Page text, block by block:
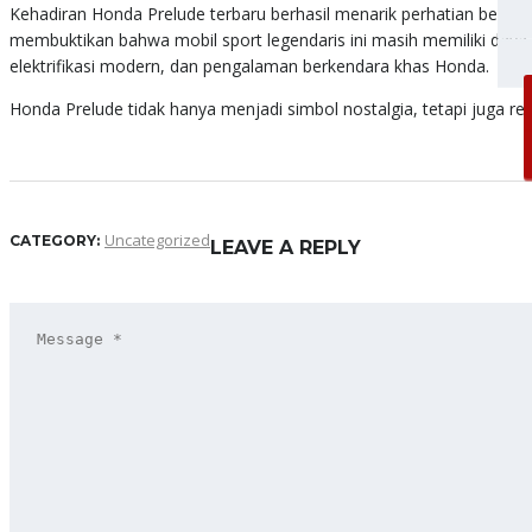
Kehadiran Honda Prelude terbaru berhasil menarik perhatian
membuktikan bahwa mobil sport legendaris ini masih memiliki
elektrifikasi modern, dan pengalaman berkendara khas Honda.
Honda Prelude tidak hanya menjadi simbol nostalgia, tetapi juga
CATEGORY: UncategorizedLEAVE A REPLY